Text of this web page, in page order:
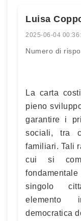
Luisa
2025-06-04
Numero di
La carta
pieno
garantire i
sociali, tra
familiari. Tali
cui si
singolo
elemento
democratica